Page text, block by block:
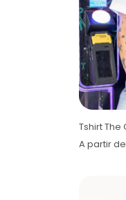
A partir de